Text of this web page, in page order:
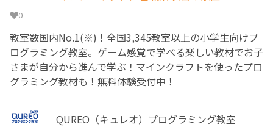
0
教室数国内No.1(※)！全国3,345教室以上の小学生向けプ
ログラミング教室。ゲーム感覚で学べる楽しい教材でお子
さまが自分から進んで学ぶ！マインクラフトを使ったプロ
グラミング教材も！無料体験受付中！
QUREO（キュレオ）プログラミング教室